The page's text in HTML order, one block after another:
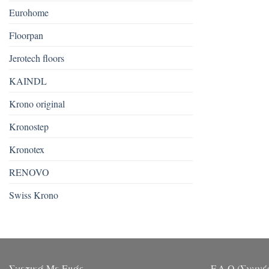
Eurohome
Floorpan
Jerotech floors
KAINDL
Krono original
Kronostep
Kronotex
RENOVO
Swiss Krono